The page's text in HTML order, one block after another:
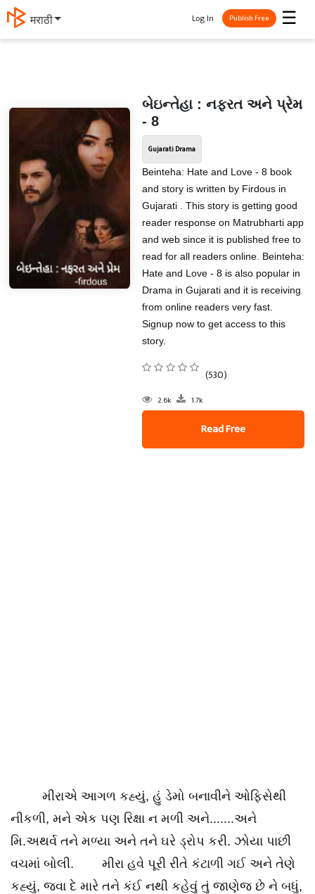
मराठी ☰
Log In Publish Free
બેઇન્તેહા : નફરત અને પ્રેમ
- 8
Gujarati Drama
Beinteha: Hate and Love - 8 book
and story is written by Firdous in
Gujarati . This story is getting good
reader response on Matrubharti app
and web since it is published free to
read for all readers online. Beinteha:
Hate and Love - 8 is also popular in
Drama in Gujarati and it is receiving
from online readers very fast.
Signup now to get access to this
story.
(530)
2.6k 1.7k
Read Free
મીરાએ આગળ કહ્યું, હું ડેમો બનાવીને ઓફિસેથી
નીકળી, મને એક પણ રિક્ષા ન મળી અને.......અને
મિ.અથર્વ તને મળ્યા અને તને ઘરે ડ્રોપ કરી. ઝોયા પાછી
વચમાં બોલી. મીરા હવે પૂરી રીતે કંટાળી ગઈ અને તેણે
કહ્યું, જવા દે મારે તને કંઈ નથી કહેવું તું જાણેજ છે ને બધું,